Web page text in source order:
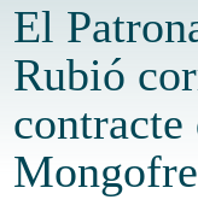
El
Rubió
Mongofre